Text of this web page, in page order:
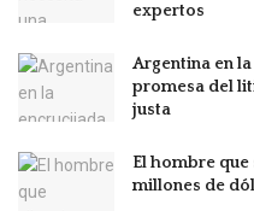
expertos
Argentina en
promesa del
justa
El hombre
millones de